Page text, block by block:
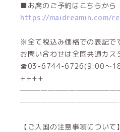
■お席のご予約はこちらから
https://maidreamin.com/
※全て税込み価格での表記で
お問い合わせは全国共通カス
☎03-6744-6726(9:00～
++++
——————————————-
【ご入国の注意事項について】